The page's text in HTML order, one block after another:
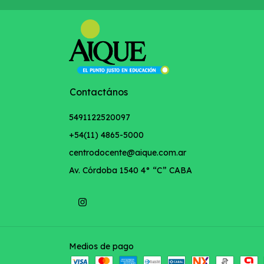
Contactános
5491122520097
+54(11) 4865-5000
centrodocente@aique.com.ar
Av. Córdoba 1540 4° “C” CABA
Medios de pago